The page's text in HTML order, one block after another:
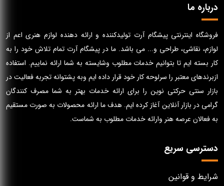
درباره ما
فروشگاه اینترنتی پیشگام آرت تولیدکننده و ارائه دهنده لوازم هنری اعم از
لوازم، نقاشی، طراحی و... می باشد. ما در پیشگام آرت تمام تلاش خود را به
کار بسته ایم تا بتوانیم خدمات مطلوب وشایسته به شما ارائه نماییم. استفاده
ازبرندهای معتبر را سرلوحه کار خود قرار داده ایم وبه پشتوانه تجربه فعالیت در
بازار سنتی حرکتی نوین را برای ارائه خدمات بهتر به شما مصرف کنندگان
گرامی در بازار آنلاین آغاز کرده ایم. هدف ما ارائه محصولات به صورت مستقیم
به فعالان عرصه هنر وارائه خدمات مطلوب به شماست.
دسترسی سریع
شرایط و قوانین